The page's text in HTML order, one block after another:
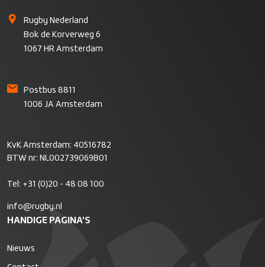
Rugby Nederland
Bok de Korverweg 6
1067 HR Amsterdam
Postbus 8811
1006 JA Amsterdam
KvK Amsterdam: 40516782
BTW nr: NL002739069B01
Tel: +31 (0)20 - 48 08 100
info@rugby.nl
HANDIGE PAGINA'S
Nieuws